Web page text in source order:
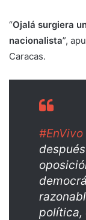
“Ojalá surgiera
nacionalista”,
Caracas.
#EnVivo
política,